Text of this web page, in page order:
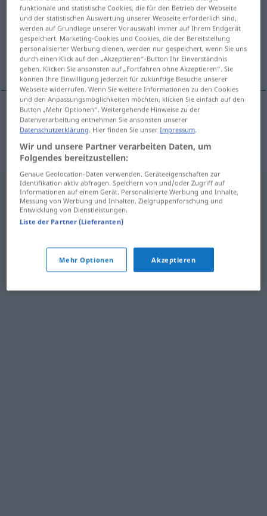
Übersicht aller Übersetzungen
(Für mehr Details die Übersetzung anklicken/antippen)
schimpfen, schelten
schimpfen,schelten hubovat
funktionale und statistische Cookies, die für den Betrieb der Webseite
und der statistischen Auswertung unserer Webseite erforderlich sind,
werden auf Grundlage unserer Vorauswahl immer auf Ihrem Endgerät
gespeichert. Marketing-Cookies und Cookies, die der Bereitstellung
personalisierter Werbung dienen, werden nur gespeichert, wenn Sie uns
durch einen Klick auf den „Akzeptieren“-Button Ihr Einverständnis
geben. Klicken Sie ansonsten auf „Fortfahren ohne Akzeptieren“. Sie
können Ihre Einwilligung jederzeit für zukünftige Besuche unserer
Webseite widerrufen. Wenn Sie weitere Informationen zu den Cookies
und den Anpassungsmöglichkeiten möchten, klicken Sie einfach auf den
Button „Mehr Optionen“. Weitergehende Hinweise zu der
Datenverarbeitung entnehmen Sie ansonsten unserer
Datenschutzerklärung . Hier finden Sie unserImpressum
Wir und unsere Partner verarbeiten Daten, um
Folgendes bereitzustellen:
Genaue Geolocation-Daten verwenden. Geräteeigenschaften zur
Identifikation aktiv abfragen. Speichern von und/oder Zugriff auf
Informationen auf einem Gerät. Personalisierte Werbung und Inhalte,
Messung von Werbung und Inhalten, Zielgruppenforschung und
Entwicklung von Dienstleistungen.
Liste der Partner (Lieferanten)
Mehr Optionen Akzeptieren